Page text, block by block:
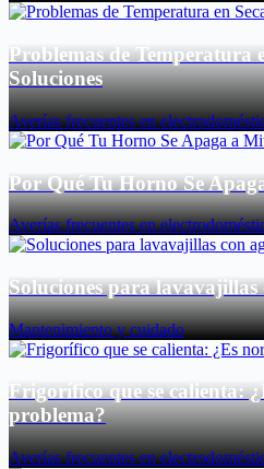
Problemas de Temperatura
Soluciones
Averías frecuentes en
Por Qué Tu Horno Se
Averías frecuentes en
Soluciones para lavavajillas
Mantenimiento y cuidado
Frigorífico que se calienta:
problema?
Averías frecuentes en